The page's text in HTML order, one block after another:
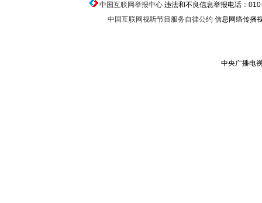
中国互联网举报中心违法和不良信息举报电话：
中国互联网视听节目服务自律公约 信息网络传播
中央广播电